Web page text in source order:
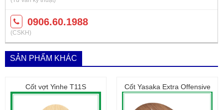
0906.60.1988
(CSKH)
SẢN PHẨM KHÁC
Cốt vợt Yinhe T11S Cốt Yasaka Extra Offensive